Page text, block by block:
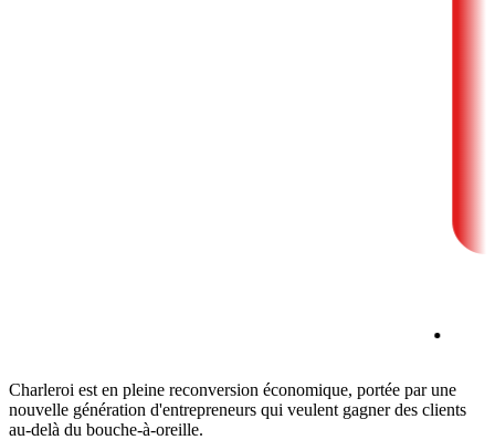
Charleroi est en pleine reconversion économique, portée par une
nouvelle génération d'entrepreneurs qui veulent gagner des clients
au-delà du bouche-à-oreille.